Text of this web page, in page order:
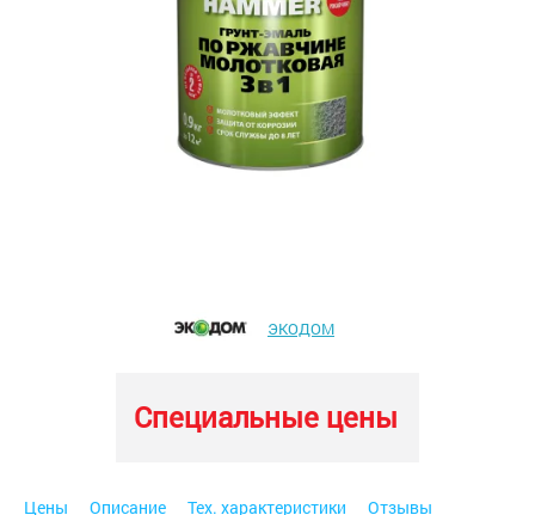
ЭКОДОМ
Специальные цены
Цены Описание Тех. характеристики
Отзывы